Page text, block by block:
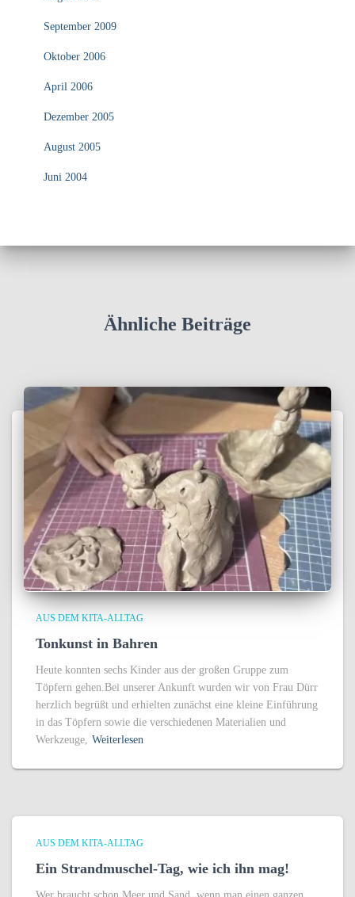
September 2009
Oktober 2006
April 2006
Dezember 2005
August 2005
Juni 2004
Ähnliche Beiträge
AUS DEM KITA-ALLTAG
Tonkunst in Bahren
Heute konnten sechs Kinder aus der großen Gruppe zum
Töpfern gehen.Bei unserer Ankunft wurden wir von Frau Dürr
herzlich begrüßt und erhielten zunächst eine kleine Einführung
in das Töpfern sowie die verschiedenen Materialien und
Werkzeuge, Weiterlesen
AUS DEM KITA-ALLTAG
Ein Strandmuschel-Tag, wie ich ihn mag!